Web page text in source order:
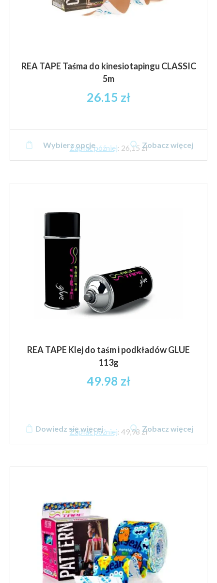
REA TAPE Taśma do kinesiotapingu CLASSIC
5m
26.15 zł
Zapłać później: 26,15 zł
Wybierz opcje
produkt
ma
wariantów.
Zobacz więcej
REA TAPE Klej do taśm i podkładów GLUE
113g
49.98 zł
Zapłać później: 49,98 zł
Dowiedz się więcej Zobacz więcej